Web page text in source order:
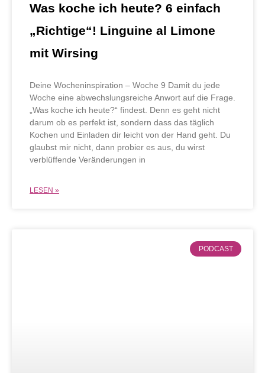
Was koche ich heute? 6 einfach
„Richtige“! Linguine al Limone
mit Wirsing
Deine Wocheninspiration – Woche 9 Damit du jede
Woche eine abwechslungsreiche Anwort auf die Frage.
„Was koche ich heute?“ findest. Denn es geht nicht
darum ob es perfekt ist, sondern dass das täglich
Kochen und Einladen dir leicht von der Hand geht. Du
glaubst mir nicht, dann probier es aus, du wirst
verblüffende Veränderungen in
LESEN »
PODCAST